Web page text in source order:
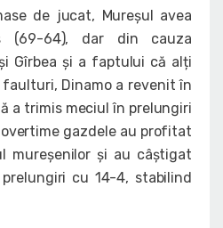
de jucat, Mureșul avea
(69-64), dar din cauza
Gîrbea și a faptului că alți
Dinamo a revenit în
a trimis meciul în prelungiri
gazdele au profitat
mureșenilor și au câștigat
cu 14-4, stabilind